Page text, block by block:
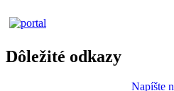
Dôležité odkazy
Napíšte